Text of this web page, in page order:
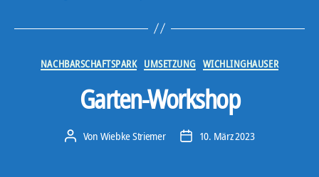
Kategorien
NACHBARSCHAFTSPARK UMSETZUNG WICHLINGHAUSER
Garten-Workshop
Beitragsautor
Von Wiebke Striemer Veröffentlichungsdatum
10. März 2023